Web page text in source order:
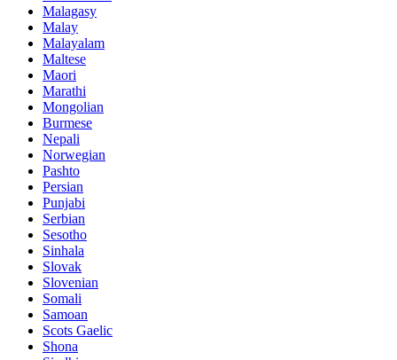
Malagasy
Malay
Malayalam
Maltese
Maori
Marathi
Mongolian
Burmese
Nepali
Norwegian
Pashto
Persian
Punjabi
Serbian
Sesotho
Sinhala
Slovak
Slovenian
Somali
Samoan
Scots Gaelic
Shona